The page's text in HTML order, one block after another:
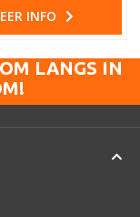
INFO
LANGS IN